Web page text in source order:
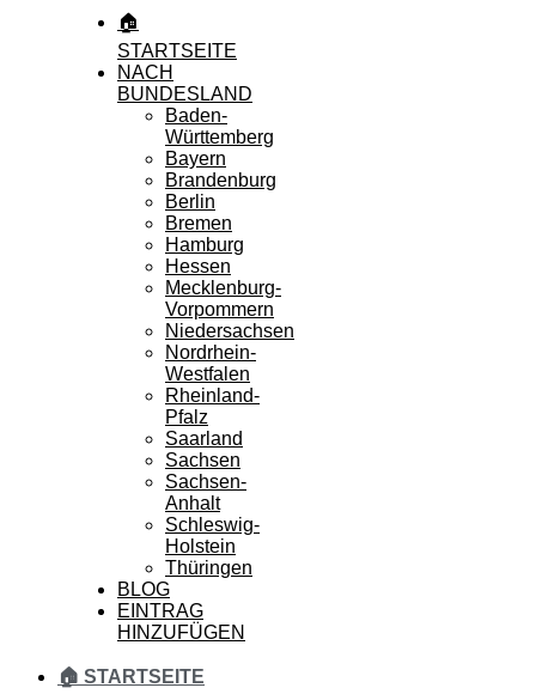
🏠
STARTSEITE
NACH
BUNDESLAND
Baden-
Württemberg
Bayern
Brandenburg
Berlin
Bremen
Hamburg
Hessen
Mecklenburg-
Vorpommern
Niedersachsen
Nordrhein-
Westfalen
Rheinland-
Pfalz
Saarland
Sachsen
Sachsen-
Anhalt
Schleswig-
Holstein
Thüringen
BLOG
EINTRAG
HINZUFÜGEN
🏠 STARTSEITE